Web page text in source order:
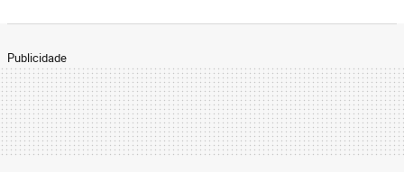
Publicidade